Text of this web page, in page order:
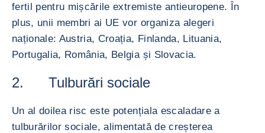
fertil pentru mișcările extremiste antieuropene. În
plus, unii membri ai UE vor organiza alegeri
naționale: Austria, Croația, Finlanda, Lituania,
Portugalia, România, Belgia și Slovacia.
2. Tulburări sociale
Un al doilea risc este potențiala escaladare a
tulburărilor sociale, alimentată de creșterea